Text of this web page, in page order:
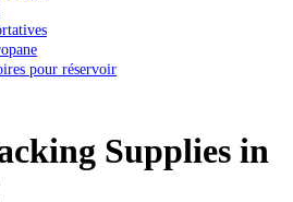
pour réservoir
Supplies in